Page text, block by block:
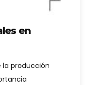
en
la producción